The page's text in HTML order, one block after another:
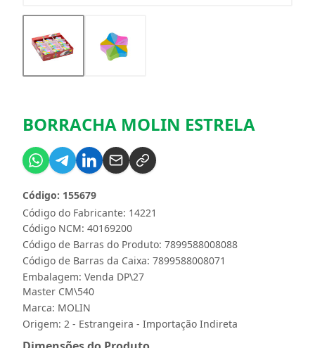
BORRACHA MOLIN ESTRELA
Código do Fabricante: 14221
Código: 155679
Código NCM: 40169200
Código de Barras do Produto: 7899588008088
Código de Barras da Caixa: 7899588008071
Embalagem: Venda DP\27
Master CM\540
Marca: MOLIN
Origem: 2 - Estrangeira - Importação Indireta